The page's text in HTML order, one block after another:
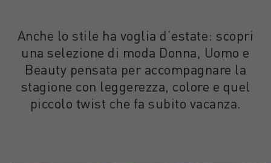
Anche lo stile ha voglia d’estate: scopri
una selezione di moda Donna, Uomo e
Beauty pensata per accompagnare la
stagione con leggerezza, colore e quel
piccolo twist che fa subito vacanza.